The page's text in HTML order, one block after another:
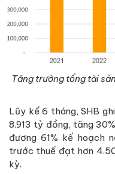
Tăng trưởng tổng tài
Lũy kế 6 tháng, SHB
8.913 tỷ đồng, tăng
đương 61% kế hoạch
trước thuế đạt hơn
kỳ.